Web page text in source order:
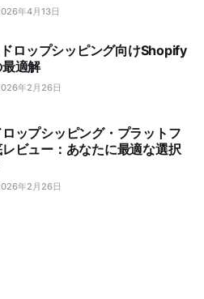
年4月13日
ロップシッピング向けShopify
適解
年2月26日
ップシッピング・プラットフ
ビュー：あなたに最適な選択
年2月26日